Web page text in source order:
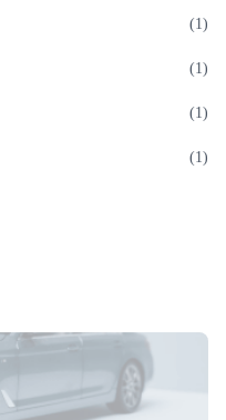
(1)
(1)
(1)
(1)